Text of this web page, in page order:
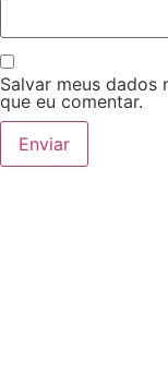
Salvar meus dados
que eu comentar.